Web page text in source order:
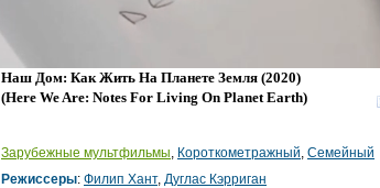
Наш Дом: Как Жить На Планете Земля (2020)
(Here We Are: Notes For Living On Planet Earth)
Зарубежные мультфильмы Короткометражный Семейный
Режиссеры: Филип Хант, Дуглас Кэрриган